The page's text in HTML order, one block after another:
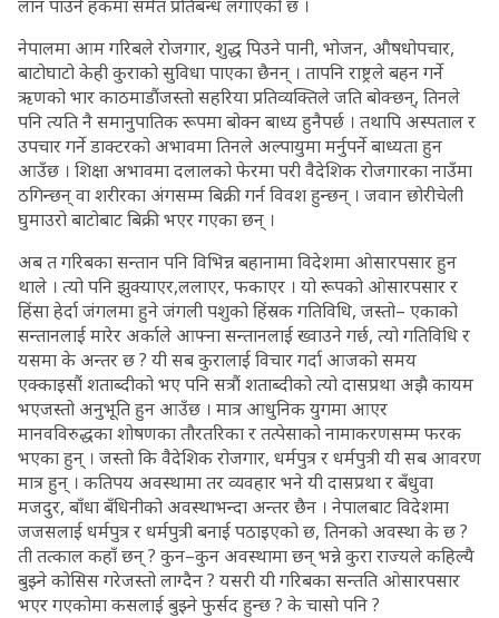
लान पाउने हकमा समेत प्रतिबन्ध लगाएको छ ।
नेपालमा आम गरिबले रोजगार, शुद्ध पिउने पानी, भोजन, औषधोपचार,
बाटोघाटो केही कुराको सुविधा पाएका छैनन् । तापनि राष्ट्रले बहन गर्ने
ऋणको भार काठमाडौंजस्तो सहरिया प्रतिव्यक्तिले जति बोक्छन्, तिनले
पनि त्यति नै समानुपातिक रूपमा बोक्न बाध्य हुनैपर्छ । तथापि अस्पताल र
उपचार गर्ने डाक्टरको अभावमा तिनले अल्पायुमा मर्नुपर्ने बाध्यता हुन
आउँछ । शिक्षा अभावमा दलालको फेरमा परी वैदेशिक रोजगारका नाउँमा
ठगिन्छन् वा शरीरका अंगसम्म बिक्री गर्न विवश हुन्छन् । जवान छोरीचेली
घुमाउरो बाटोबाट बिक्री भएर गएका छन् ।
अब त गरिबका सन्तान पनि विभिन्न बहानामा विदेशमा ओसारपसार हुन
थाले । त्यो पनि झुक्याएर,ललाएर, फकाएर । यो रूपको ओसारपसार र
हिंसा हेर्दा जंगलमा हुने जंगली पशुको हिंस्रक गतिविधि, जस्तो– एकाको
सन्तानलाई मारेर अर्काले आफ्ना सन्तानलाई ख्वाउने गर्छ, त्यो गतिविधि र
यसमा के अन्तर छ ? यी सब कुरालाई विचार गर्दा आजको समय
एक्काइसौं शताब्दीको भए पनि सत्रौं शताब्दीको त्यो दासप्रथा अझै कायम
भएजस्तो अनुभूति हुन आउँछ । मात्र आधुनिक युगमा आएर
मानवविरुद्धका शोषणका तौरतरिका र तत्पेसाको नामाकरणसम्म फरक
भएका हुन् । जस्तो कि वैदेशिक रोजगार, धर्मपुत्र र धर्मपुत्री यी सब आवरण
मात्र हुन् । कतिपय अवस्थामा तर व्यवहार भने यी दासप्रथा र बँधुवा
मजदुर, बाँधा बँधिनीको अवस्थाभन्दा अन्तर छैन । नेपालबाट विदेशमा
जजसलाई धर्मपुत्र र धर्मपुत्री बनाई पठाइएको छ, तिनको अवस्था के छ ?
ती तत्काल कहाँ छन् ? कुन–कुन अवस्थामा छन् भन्ने कुरा राज्यले कहिल्यै
बुझ्ने कोसिस गरेजस्तो लाग्दैन ? यसरी यी गरिबका सन्तति ओसारपसार
भएर गएकोमा कसलाई बुझ्ने फुर्सद हुन्छ ? के चासो पनि ?